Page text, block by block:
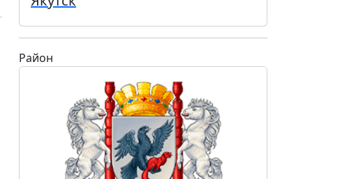
Район